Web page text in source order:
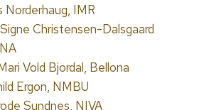
Norderhaug, IMR
Signe Christensen-Dalsgaard
Vold Bjordal, Bellona
Ergon, NMBU
Sundnes, NIVA